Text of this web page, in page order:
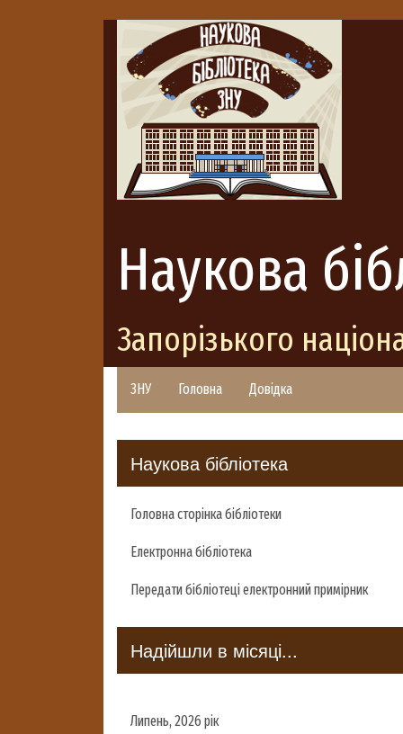
Наукова
Запорізького
ЗНУ Головна Довідка
Наукова бібліотека
Головна сторінка бібліотеки
Електронна бібліотека
Передати бібліотеці електронний примірник
Надійшли в місяці...
Липень, 2026 рік